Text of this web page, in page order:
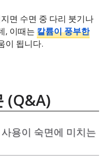
면 수면 중 다리 붓기나
, 이때는 칼륨이 풍부한
이 됩니다.
(Q&A)
용이 숙면에 미치는